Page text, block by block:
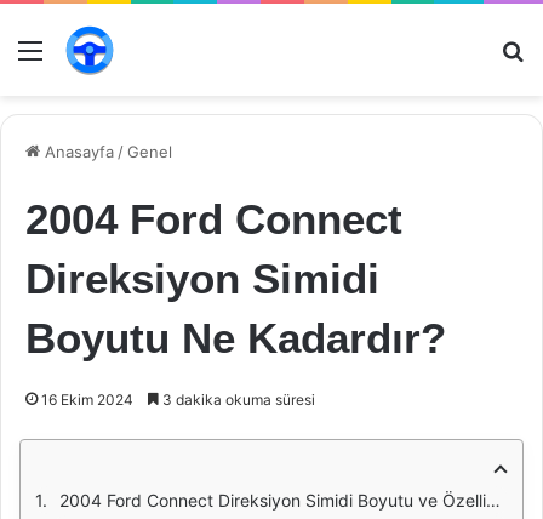
Menü
Anasayfa /Genel
2004 Ford Connect
Direksiyon Simidi
Boyutu Ne Kadardır?
16 Ekim 2024 3 dakika okuma süresi
2004 Ford Connect Direksiyon Simidi Boyutu ve Özellikleri